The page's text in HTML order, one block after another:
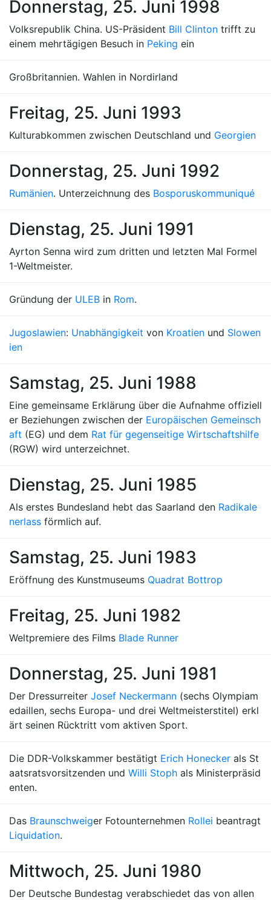
Donnerstag, 25. Juni 1998
Volksrepublik China. US-Präsident Bill Clinton trifft zu
einem mehrtägigen Besuch in Peking ein
Großbritannien. Wahlen in Nordirland
Freitag, 25. Juni 1993
Kulturabkommen zwischen Deutschland und Georgien
Donnerstag, 25. Juni 1992
Rumänien. Unterzeichnung des Bosporuskommuniqué
Dienstag, 25. Juni 1991
Ayrton Senna wird zum dritten und letzten Mal Formel
1-Weltmeister.
Gründung der ULEB in Rom.
Jugoslawien: Unabhängigkeit von Kroatien und Slowen
ien
Samstag, 25. Juni 1988
Eine gemeinsame Erklärung über die Aufnahme offiziell
er Beziehungen zwischen der Europäischen Gemeinsch
aft (EG) und dem Rat für gegenseitige Wirtschaftshilfe
(RGW) wird unterzeichnet.
Dienstag, 25. Juni 1985
Als erstes Bundesland hebt das Saarland den Radikale
nerlass förmlich auf.
Samstag, 25. Juni 1983
Eröffnung des Kunstmuseums Quadrat Bottrop
Freitag, 25. Juni 1982
Weltpremiere des Films Blade Runner
Donnerstag, 25. Juni 1981
Der Dressurreiter Josef Neckermann (sechs Olympiam
edaillen, sechs Europa- und drei Weltmeisterstitel) erkl
ärt seinen Rücktritt vom aktiven Sport.
Die DDR-Volkskammer bestätigt Erich Honecker als St
aatsratsvorsitzenden und Willi Stoph als Ministerpräsid
enten.
Das Braunschweiger Fotounternehmen Rollei beantragt
Liquidation.
Mittwoch, 25. Juni 1980
Der Deutsche Bundestag verabschiedet das von allen